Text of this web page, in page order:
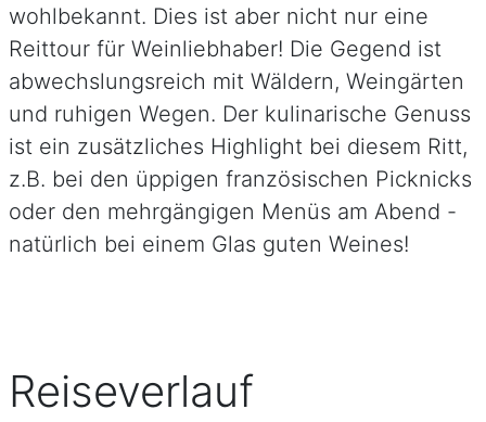
wohlbekannt. Dies ist aber nicht nur eine
Reittour für Weinliebhaber! Die Gegend ist
abwechslungsreich mit Wäldern, Weingärten
und ruhigen Wegen. Der kulinarische Genuss
ist ein zusätzliches Highlight bei diesem Ritt,
z.B. bei den üppigen französischen Picknicks
oder den mehrgängigen Menüs am Abend -
natürlich bei einem Glas guten Weines!
Reiseverlauf